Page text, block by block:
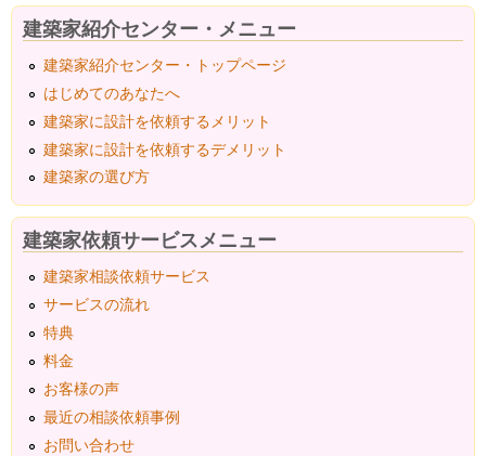
建築家紹介センター・メニュー
建築家紹介センター・トップページ
はじめてのあなたへ
建築家に設計を依頼するメリット
建築家に設計を依頼するデメリット
建築家の選び方
建築家依頼サービスメニュー
建築家相談依頼サービス
サービスの流れ
特典
料金
お客様の声
最近の相談依頼事例
お問い合わせ